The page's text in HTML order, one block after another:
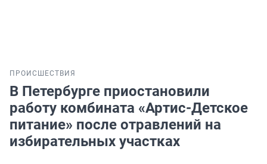
ПРОИСШЕСТВИЯ
В Петербурге приостановили
работу комбината «Артис-Детское
питание» после отравлений на
избирательных участках